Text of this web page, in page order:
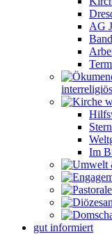
AG
Im
gut informiert